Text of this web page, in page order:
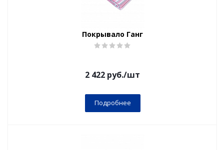
Покрывало Ганг
2 422 руб./шт
Подробнее